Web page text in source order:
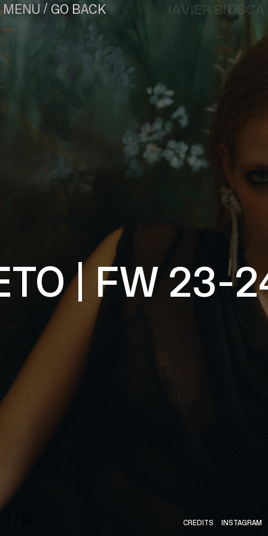
MENU JAVIER BIOSCA
¿#/*?
CONTACT
HOME
/ GO BACK
| FW 23-
CREDITS INSTAGRAM